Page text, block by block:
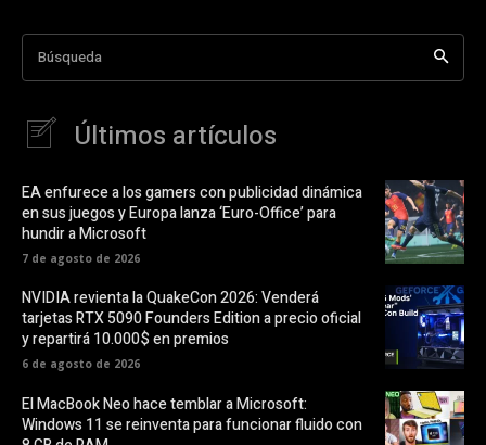
Búsqueda
Últimos artículos
EA enfurece a los gamers con publicidad dinámica
en sus juegos y Europa lanza ‘Euro-Office’ para
hundir a Microsoft
7 de agosto de 2026
NVIDIA revienta la QuakeCon 2026: Venderá
tarjetas RTX 5090 Founders Edition a precio oficial
y repartirá 10.000$ en premios
6 de agosto de 2026
El MacBook Neo hace temblar a Microsoft:
Windows 11 se reinventa para funcionar fluido con